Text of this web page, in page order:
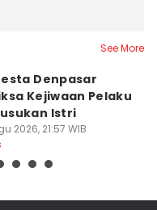
See More
Denpasar
Kejiwaan Pelaku
Istri
2026, 21:57 WIB